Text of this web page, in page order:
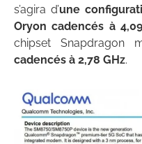
s’agira d’une
Oryon cadencés à
chipset Snapdragon
cadencés à 2,78 GHz.